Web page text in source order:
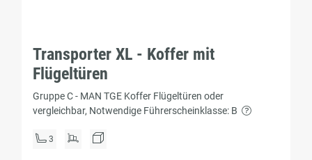
Transporter XL - Koffer mit
Flügeltüren
Gruppe C - MAN TGE Koffer Flügeltüren oder
vergleichbar, Notwendige Führerscheinklasse: B
3